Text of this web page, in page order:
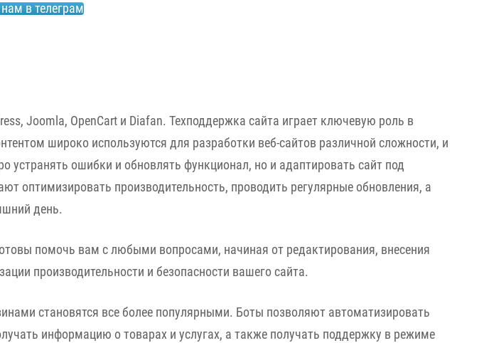
в телеграм
Joomla, OpenCart и Diafan. Техподдержка сайта играет ключевую роль в
широко используются для разработки веб-сайтов различной сложности, и
устранять ошибки и обновлять функционал, но и адаптировать сайт под
оптимизировать производительность, проводить регулярные обновления, а
день.
помочь вам с любыми вопросами, начиная от редактирования, внесения
производительности и безопасности вашего сайта.
становятся все более популярными. Боты позволяют автоматизировать
информацию о товарах и услугах, а также получать поддержку в режиме